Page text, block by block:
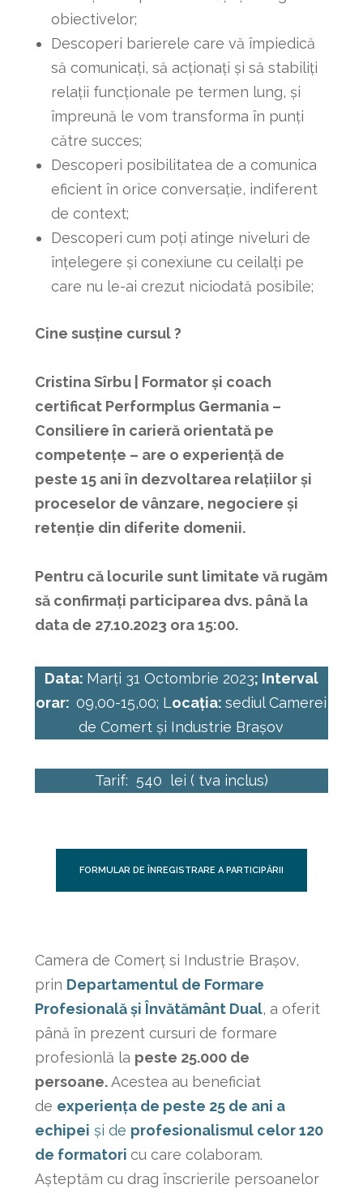
obiectivelor;
Descoperi barierele care vă împiedică
să comunicați, să acționați și să stabiliți
relații funcționale pe termen lung, și
împreună le vom transforma în punți
către succes;
Descoperi posibilitatea de a comunica
eficient în orice conversație, indiferent
de context;
Descoperi cum poți atinge niveluri de
înțelegere și conexiune cu ceilalți pe
care nu le-ai crezut niciodată posibile;
Cine susține cursul ?
Cristina Sîrbu | Formator și coach
certificat Performplus Germania –
Consiliere în carieră orientată pe
competențe – are o experiență de
peste 15 ani în dezvoltarea relațiilor și
proceselor de vânzare, negociere și
retenție din diferite domenii.
Pentru că locurile sunt limitate vă rugăm
să confirmați participarea dvs. până la
data de 27.10.2023 ora 15:00.
Data: Marți 31 Octombrie 2023; Interval
orar:09,00-15,00; Locația:sediul Camerei
de Comert și Industrie Brașov
Tarif: 540 lei ( tva inclus)
FORMULAR DE ÎNREGISTRARE A PARTICIPĂRII
Camera de Comerț si Industrie Brașov,
prin Departamentul de Formare
Profesională și Învătământ Dual, a oferit
până în prezent cursuri de formare
profesionlă la peste 25.000 de
persoane.Acestea au beneficiat
de experiența de peste 25 de ani a
echipei și de profesionalismul celor 120
de formatori cu care colaboram.
Așteptăm cu drag înscrierile persoanelor